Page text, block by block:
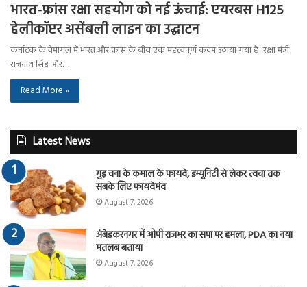
भारत-फ्रांस रक्षा सहयोग को नई ऊंचाई: एयरबस H125
हेलीकॉप्टर असेंबली लाइन का उद्घाटन
कर्नाटक के वेमागल में भारत और फ्रांस के बीच एक महत्वपूर्ण कदम उठाया गया है। रक्षा मंत्री
राजनाथ सिंह और…
Read More »
Latest News
गुड़ चना के कमाल के फायदे, इम्यूनिटी से लेकर त्वचा तक
सबके लिए फायदेमंद
August 7, 2026
अंबेडकरनगर में ओपी राजभर का सपा पर हमला, PDA का नया
मतलब बताया
August 7, 2026